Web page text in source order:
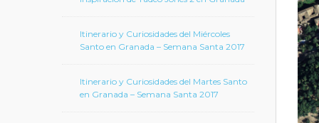
Itinerario y Curiosidades del Miércoles
Santo en Granada – Semana Santa 2017
Itinerario y Curiosidades del Martes Santo
en Granada – Semana Santa 2017